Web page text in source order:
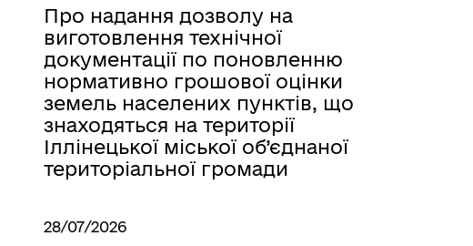
Про надання дозволу на
виготовлення технічної
документації по поновленню
нормативно грошової оцінки
земель населених пунктів, що
знаходяться на території
Іллінецької міської об’єднаної
територіальної громади
28/07/2026